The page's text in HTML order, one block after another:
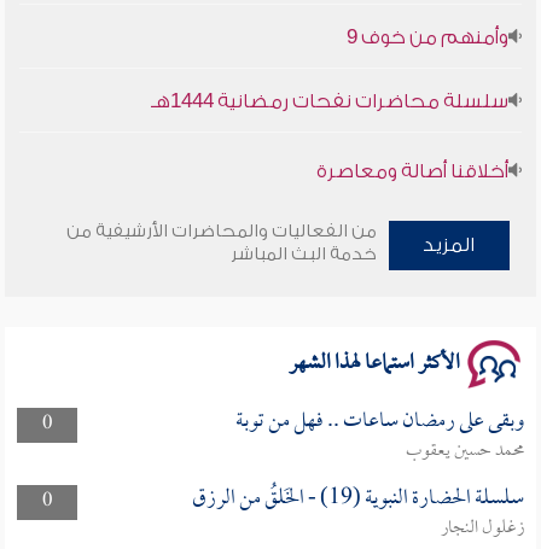
وأمنهم من خوف 9
سلسلة محاضرات نفحات رمضانية 1444هـ
أخلاقنا أصالة ومعاصرة
وأمنهم من خوف 9
المزيد
من الفعاليات والمحاضرات الأرشيفية من
خدمة البث المباشر
الأكثر استماعا لهذا الشهر
0 وبقى على رمضان ساعات .. فهل من توبة
محمد حسين يعقوب
0
سلسلة الحضارة النبوية (19) - الخَلقُ من الرزق
زغلول النجار